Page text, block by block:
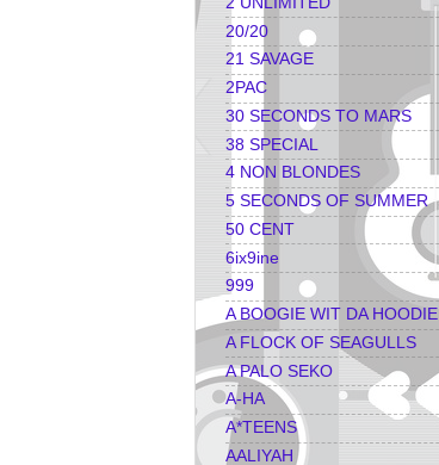
20/20
21 SAVAGE
2PAC
30 SECONDS TO MARS
38 SPECIAL
4 NON BLONDES
5 SECONDS OF SUMMER
50 CENT
6ix9ine
999
A BOOGIE WIT DA HOODIE
A FLOCK OF SEAGULLS
A PALO SEKO
A-HA
A*TEENS
AALIYAH